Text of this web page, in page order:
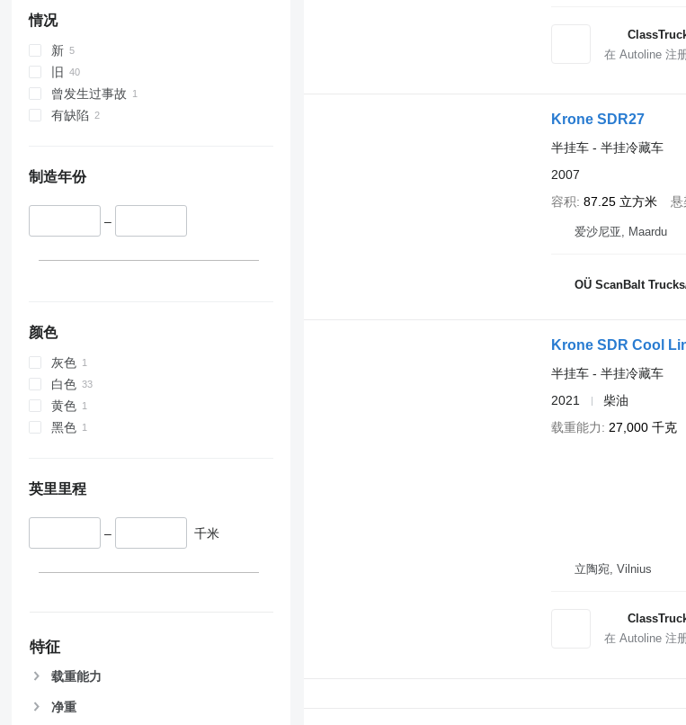
情况
新
旧
曾发生过事故
有缺陷
制造年份
–
颜色
灰色
白色
黄色
黑色
英里里程
– 千米
特征
载重能力
净重
在 Autoline 注
Krone SDR27
半挂车 - 半挂冷藏车
2007
容积 87.25 立方米 悬
爱沙尼亚, Maardu
OÜ ScanBalt
Krone SDR Cool
半挂车 - 半挂冷藏车
2021
柴油
载重能力
27,000 千克
立陶宛, Vilnius
在 Autoline 注